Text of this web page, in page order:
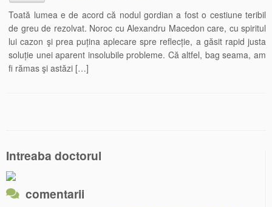
Toată lumea e de acord că nodul gordian a fost o cestiune teribil
de greu de rezolvat. Noroc cu Alexandru Macedon care, cu spiritul
lui cazon şi prea puțina aplecare spre reflecție, a găsit rapid justa
soluție unei aparent insolubile probleme. Că altfel, bag seama, am
fi rămas şi astăzi […]
Intreaba doctorul
comentarii